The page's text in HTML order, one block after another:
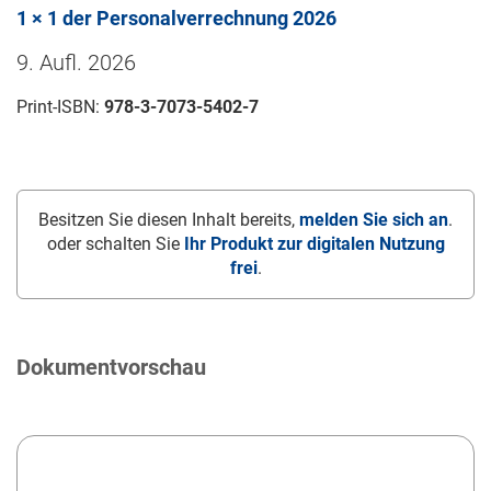
1 × 1 der Personalverrechnung 2026
9. Aufl. 2026
Print-ISBN: 978-3-7073-5402-7
Besitzen Sie diesen Inhalt bereits, melden Sie sich an.
oder schalten Sie Ihr Produkt zur digitalen Nutzung
frei.
Dokumentvorschau